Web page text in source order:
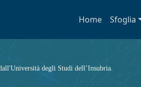
Home Sfoglia
degli Studi dell’Insubria.